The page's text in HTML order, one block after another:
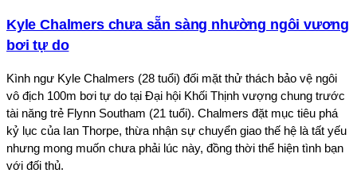
Kyle Chalmers chưa sẵn sàng nhường ngôi vương
bơi tự do
Kình ngư Kyle Chalmers (28 tuổi) đối mặt thử thách bảo vệ ngôi
vô địch 100m bơi tự do tại Đại hội Khối Thịnh vượng chung trước
tài năng trẻ Flynn Southam (21 tuổi). Chalmers đặt mục tiêu phá
kỷ lục của Ian Thorpe, thừa nhận sự chuyển giao thế hệ là tất yếu
nhưng mong muốn chưa phải lúc này, đồng thời thể hiện tình bạn
với đối thủ.